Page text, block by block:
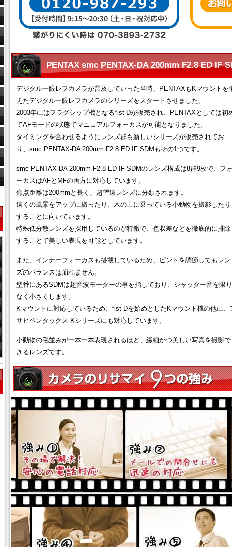
PENTAX smc PENTAX-DA 200mm F2.8 ED IF
デジタル一眼レフカメラが普及していった当時、PENTAXもKマウントを
えたデジタル一眼レフカメラのシリーズをスタートさせました。
2003年にはフラグシップ機となる*ist Dが販売され、PENTAXとしては初
てAFモードの状態でマニュアルフォーカスが可能となりました。
タイミングを合わせるようにレンズ群も新しいシリーズが販売されてお
り、smc PENTAX-DA 200mm F2.8 ED IF SDMもその1つです。
smc PENTAX-DA 200mm F2.8 ED IF SDMのレンズ構成は8群9枚で、フ
ーカスはAFとMFの両方に対応しています。
焦点距離は200mmと長く、超望遠レンズに分類されます。
遠くの風景をアップに撮ったり、木の上に乗っている小動物を撮影したり
することに向いています。
特殊低分散レンズを採用しているのが特徴で、色収差などを徹底的に排除
することで美しい表現を可能としています。
また、インナーフォーカスも搭載しているため、ピントを調節してもレン
ズのバランスは崩れません。
型番にあるSDMは超音波モーターの事を指しており、シャッター音を限り
なく小さくします。
Kマウントに対応しているため、*ist Dを始めとしたKマウント機の他に、
サヒペンタックス Kシリーズにも対応しています。
小動物の毛並みが一本一本表現されるほど、繊細かつ美しい写真を撮影で
きるレンズです。